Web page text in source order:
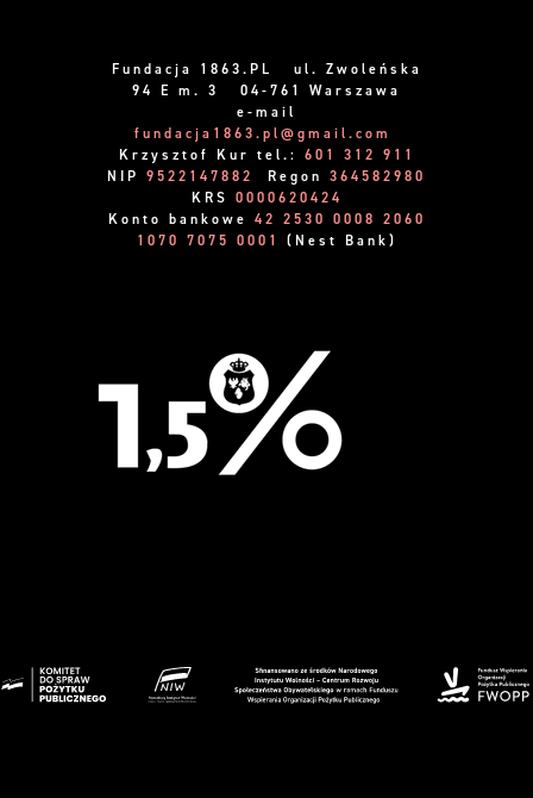
Fundacja 1863.PL ul. Zwoleńska
94 E m. 3 04-761 Warszawa
e-mail
fundacja1863.pl@gmail.com
Krzysztof Kur tel.: 601 312 911
NIP 9522147882 Regon 364582980
KRS 0000620424
Konto bankowe 42 2530 0008 2060
1070 7075 0001
(Nest Bank)